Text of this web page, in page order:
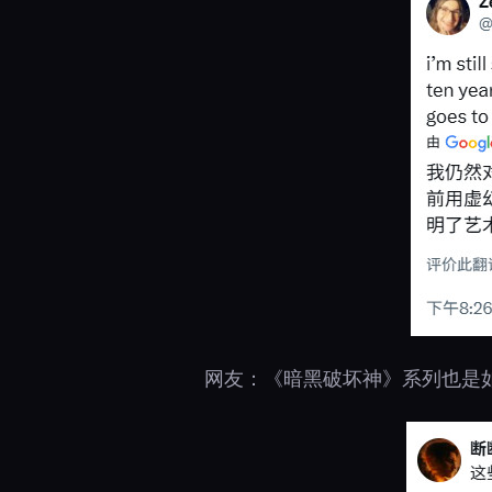
网友：《暗黑破坏神》系列也是